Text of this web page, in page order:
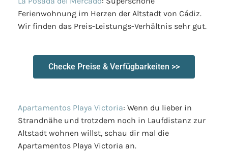
Ferienwohnung im Herzen der Altstadt von Cádiz.
Wir finden das Preis-Leistungs-Verhältnis sehr gut.
Checke Preise & Verfügbarkeiten >>
Apartamentos Playa Victoria: Wenn du lieber in
Strandnähe und trotzdem noch in Laufdistanz zur
Altstadt wohnen willst, schau dir mal die
Apartamentos Playa Victoria an.